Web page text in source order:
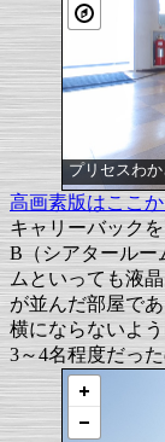
プリセスわ
高画素版はここ
キャリーバック
B（シアタールー
ムといっても液
が並んだ部屋で
横にならないよ
3～4名程度だっ